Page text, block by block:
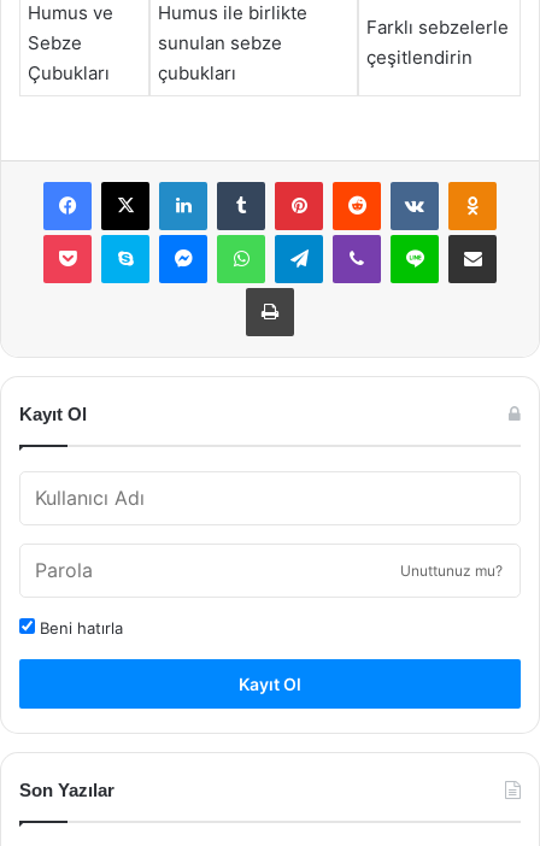
Humus ve
Sebze
Çubukları
Humus ile birlikte
sunulan sebze
çubukları
Farklı sebzelerle
çeşitlendirin
Facebook
X LinkedInTumblr PinterestReddit VKontakte
Pocket Skype MessengerWhatsAppTelegramViber Line E-Posta ile
Yazdır
Kayıt Ol
Unuttunuz mu?
Beni hatırla
Kayıt Ol
Son Yazılar